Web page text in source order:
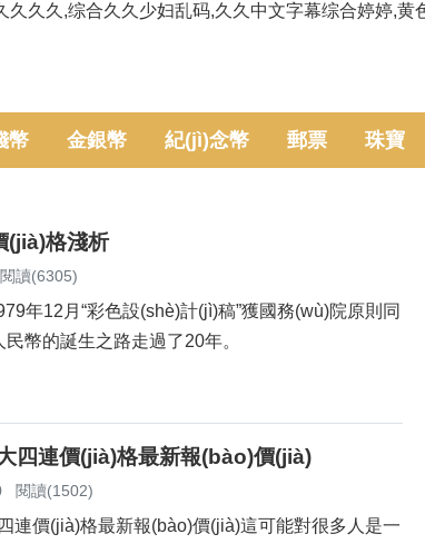
久久,综合久久少妇乱码,久久中文字幕综合婷婷,黄
幣 金銀幣 紀(jì)念幣 郵票 珠寶
(jià)格淺析
閱讀(6305)
年12月“彩色設(shè)計(jì)稿”獲國務(wù)院原則同
幣的誕生之路走過了20年。
四連價(jià)格最新報(bào)價(jià)
閱讀(1502)
四連價(jià)格最新報(bào)價(jià)這可能對很多人是一